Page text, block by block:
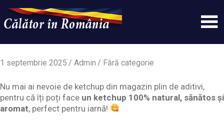
content
Calatorinromania
simplu
WordPress
1 septembrie 2025 Admin Fără categorie
Nu mai ai nevoie de ketchup din magazin plin de aditivi,
pentru că îți poți face un ketchup 100% natural, sănătos și
aromat, perfect pentru iarnă!